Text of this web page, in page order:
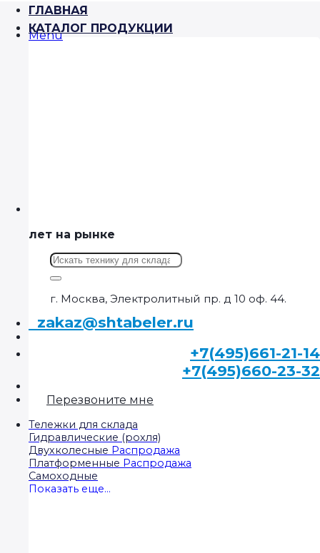
Menu
лет на рынке
Искать:
г. Москва, Электролитный пр. д 10 оф. 44.
zakaz@shtabeler.ru
+7(495)661-21-14
+7(495)660-23-32
Перезвоните мне
ГЛАВНАЯ
КАТАЛОГ ПРОДУКЦИИ
Тележки для склада
Гидравлические (рохля)
Двухколесные
Платформенные
Самоходные
Показать еще...